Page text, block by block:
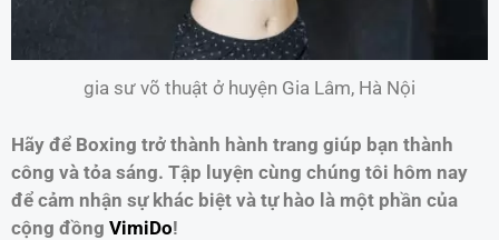
gia sư võ thuật ở huyện Gia Lâm, Hà Nội
Hãy để Boxing trở thành hành trang giúp bạn thành
công và tỏa sáng. Tập luyện cùng chúng tôi hôm nay
để cảm nhận sự khác biệt và tự hào là một phần của
cộng đồng VimiDo!